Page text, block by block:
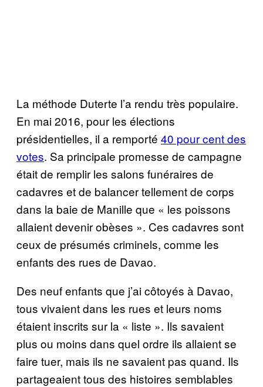
La méthode Duterte l’a rendu très populaire.
En mai 2016, pour les élections
présidentielles, il a remporté 40 pour cent des
votes. Sa principale promesse de campagne
était de remplir les salons funéraires de
cadavres et de balancer tellement de corps
dans la baie de Manille que « les poissons
allaient devenir obèses ». Ces cadavres sont
ceux de présumés criminels, comme les
enfants des rues de Davao.
Des neuf enfants que j’ai côtoyés à Davao,
tous vivaient dans les rues et leurs noms
étaient inscrits sur la « liste ». Ils savaient
plus ou moins dans quel ordre ils allaient se
faire tuer, mais ils ne savaient pas quand. Ils
partageaient tous des histoires semblables